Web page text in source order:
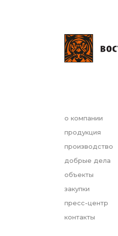
о компании
продукция
производство
добрые дела
объекты
закупки
пресс-центр
контакты